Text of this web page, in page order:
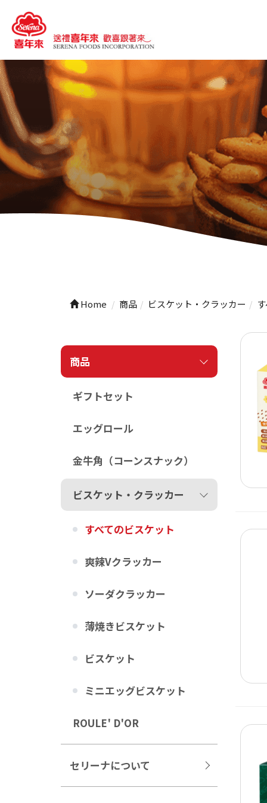
Home 商品 ビスケット・クラッカー
商品
ギフトセット
エッグロール
金牛角（コーンスナック）
ビスケット・クラッカー
すべてのビスケット
爽辣Vクラッカー
ソーダクラッカー
薄焼きビスケット
ビスケット
ミニエッグビスケット
ROULE' D'OR
セリーナについて